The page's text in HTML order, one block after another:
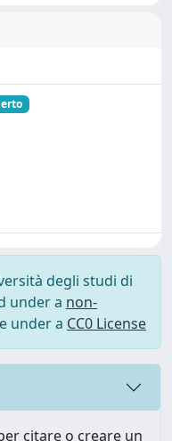
degli studi di
under a non-
under a CC0 License
citare o creare un